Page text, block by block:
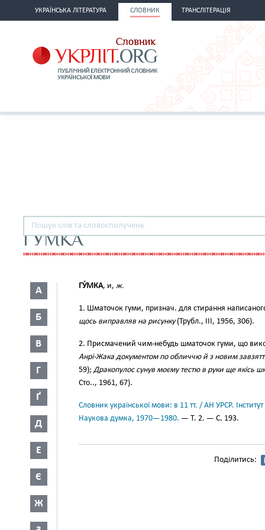
УКРАЇНСЬКА ЛІТЕРАТУРА СЛОВНИК ТРАНСЛІТЕРАЦІЯ
ГУМКА
А
Б
В
Г
Ґ
Д
Е
Є
Ж
ГУ́МКА, и, ж.
1. Шматочок гуми, признач. для стирання
щось виправляв на рисунку(Трубл., III, 1956, 306).
2. Присмачений чим-небудь шматочок гуми, що
Анрі-Жака документом по обличчю й з новим
59);Дракопулос сунув моєму тестю в руки ще якісь
Сто.., 1961, 67).
Словник української мови: в 11 тт. / АН УРСР.
Наукова думка, 1970—1980. — Т. 2. — С. 193.
Поділитись: